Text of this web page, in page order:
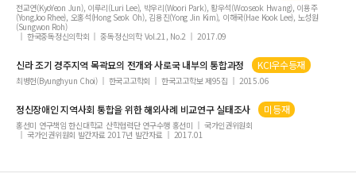
전교연(KyoYeon Jun), 이루리(Luri Lee), 박우리(Woori Park), 황우석(Wooseok Hwang), 이용주
(YongJoo Rhee), 오홍석(Hong Seok Oh), 김용진(Yong Jin Kim), 이해국(Hae Kook Lee), 노성원
(Sungwon Roh)
한국중독정신의학회
중독정신의학 Vol.21, No.2 2017.09
신라 조기 경주지역 목곽묘의 전개와 사로국 내부의통합과정 KCI우수등재
최병헌(Byunghyun Choi) 한국고고학회 한국고고학보 제95집 2015.06
정신장애인지역사회 통합을 위한 해외사례 비교연구 실태조사 미등재
홍선미 연구책임 한신대학교 산학협력단 연구수행 홍선미
국가인권위원회
국가인권위원회 발간자료 2017년 발간자료
2017.01